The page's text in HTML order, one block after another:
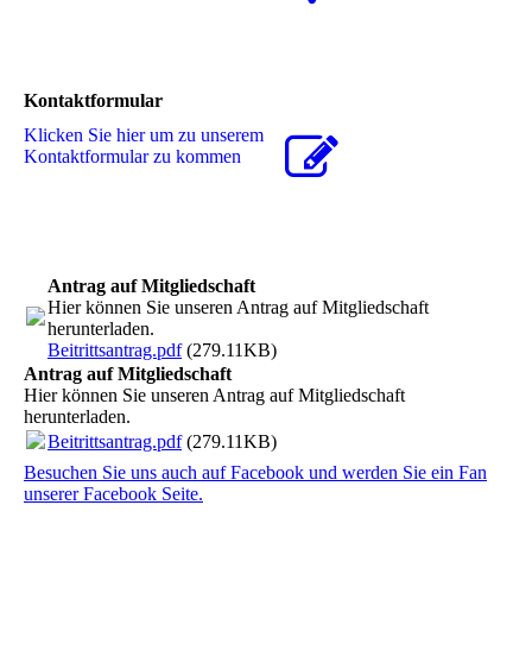
Kontaktformular
Klicken Sie hier um zu unserem
Kon­takt­for­mu­lar zu kommen
Antrag auf Mitgliedschaft
Hier können Sie unseren Antrag auf Mitgliedschaft
herunterladen.
Beitrittsantrag.pdf(279.11KB)
Antrag auf Mitgliedschaft
Hier können Sie unseren Antrag auf Mitgliedschaft
herunterladen.
Beitrittsantrag.pdf(279.11KB)
Besuchen Sie uns auch auf Facebook und werden Sie ein Fan
unserer Facebook Seite.